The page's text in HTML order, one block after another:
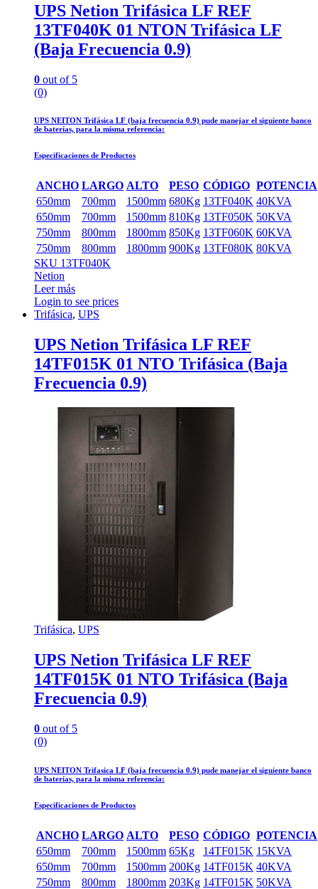
UPS Netion Trifásica LF REF
13TF040K 01 NTON Trifásica LF
(Baja Frecuencia 0.9)
0 out of 5
(0)
UPS NEITON Trifásica LF (baja frecuencia 0.9) pude manejar el siguiente banco
de baterías, para la misma referencia:
Especificaciones de Productos
ANCHO LARGO ALTO PESO CÓDIGO POTENCIA
650mm
700mm 1500mm 680Kg 13TF040K 40KVA
650mm
700mm 1500mm 810Kg 13TF050K 50KVA
750mm
800mm 1800mm 850Kg 13TF060K 60KVA
750mm
800mm 1800mm 900Kg 13TF080K 80KVA
SKU 13TF040K
Netion
Leer más
Login to see prices
Trifásica, UPS
UPS Netion Trifásica LF REF
14TF015K 01 NTO Trifásica (Baja
Frecuencia 0.9)
Trifásica, UPS
UPS Netion Trifásica LF REF
14TF015K 01 NTO Trifásica (Baja
Frecuencia 0.9)
0 out of 5
(0)
UPS NEITON Trifasica LF (baja frecuencia 0.9) pude manejar el siguiente banco
de baterías, para la misma referencia:
Especificaciones de Productos
ANCHO LARGO ALTO PESO CÓDIGO POTENCIA
650mm
700mm 1500mm 65Kg 14TF015K 15KVA
650mm
700mm 1500mm 200Kg 14TF015K 40KVA
750mm
800mm 1800mm 203Kg 14TF015K 50KVA